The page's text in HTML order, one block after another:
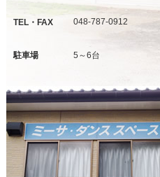
TEL・FAX 048-787-0912
駐車場 5～6台